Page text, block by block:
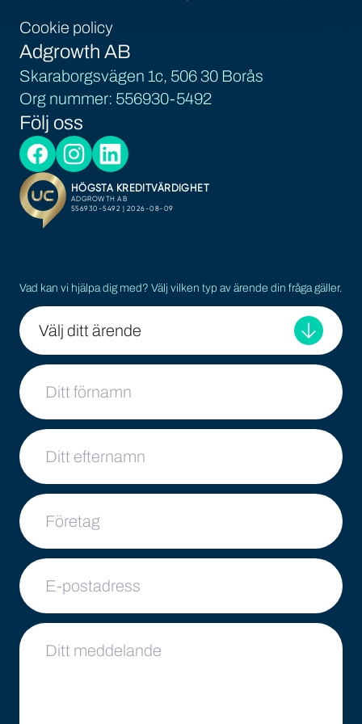
Cookie policy
Adgrowth AB
Skaraborgsvägen 1c, 506 30 Borås
Org nummer: 556930-5492
Följ oss
Vad kan vi hjälpa dig med? Välj vilken typ av ärende din fråga gäller.
Välj ditt ärende
Ditt namn
Ditt efternamn
Företag
E-postadress
Ditt meddelande